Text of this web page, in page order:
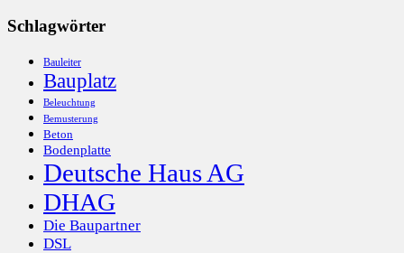
Schlagwörter
Bauleiter
Bauplatz
Beleuchtung
Bemusterung
Beton
Bodenplatte
Deutsche Haus AG
DHAG
Die Baupartner
DSL